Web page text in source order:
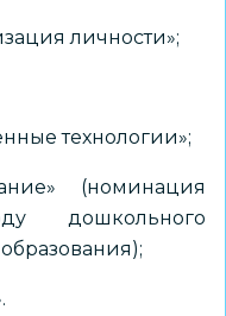
личности»;
технологии»;
(номинация
дошкольного